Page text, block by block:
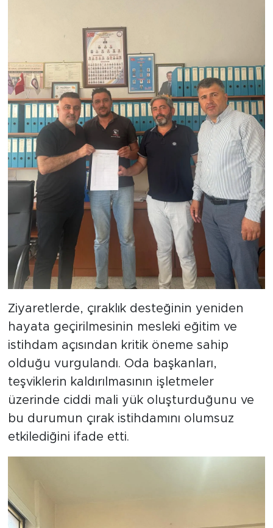
Ziyaretlerde, çıraklık desteğinin yeniden
hayata geçirilmesinin mesleki eğitim ve
istihdam açısından kritik öneme sahip
olduğu vurgulandı. Oda başkanları,
teşviklerin kaldırılmasının işletmeler
üzerinde ciddi mali yük oluşturduğunu ve
bu durumun çırak istihdamını olumsuz
etkilediğini ifade etti.